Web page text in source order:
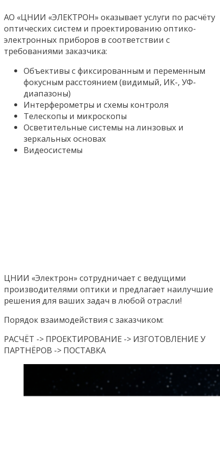
АО «ЦНИИ «ЭЛЕКТРОН» оказывает услуги по расчёту
оптических систем и проектированию оптико-
электронных приборов в соответствии с
требованиями заказчика:
Объективы с фиксированным и переменным
фокусным расстоянием (видимый, ИК-, УФ-
диапазоны)
Интерферометры и схемы контроля
Телескопы и микроскопы
Осветительные системы на линзовых и
зеркальных основах
Видеосистемы
ЦНИИ «Электрон» сотрудничает с ведущими
производителями оптики и предлагает наилучшие
решения для ваших задач в любой отрасли!
Порядок взаимодействия с заказчиком:
РАСЧЁТ -> ПРОЕКТИРОВАНИЕ -> ИЗГОТОВЛЕНИЕ У
ПАРТНЁРОВ -> ПОСТАВКА